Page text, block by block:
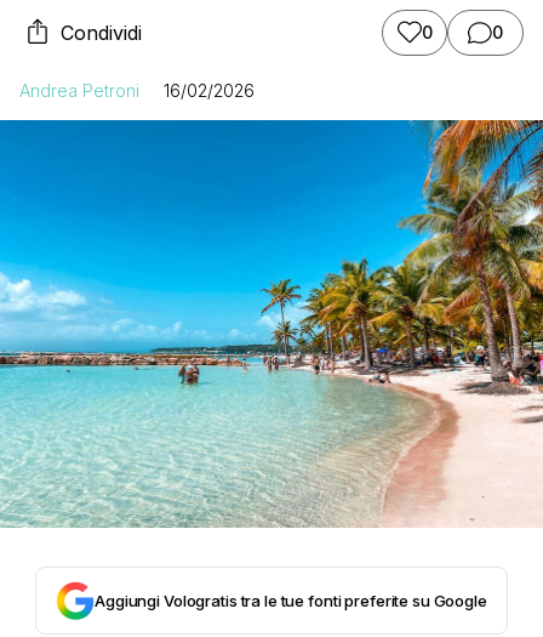
Condividi 0 0
Andrea Petroni 16/02/2026
Aggiungi Vologratis tra le tue fonti preferite su Google